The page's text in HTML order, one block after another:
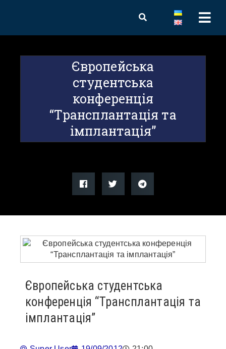
Європейськa
студентськa
конференція
“Трансплантація та
імплантація”
Європейськa студентськa
конференція “Трансплантація та
імплантація”